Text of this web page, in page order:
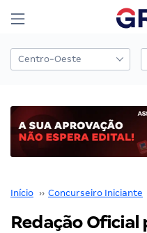
Início ›› Concurseiro Iniciante
Redação Oficial